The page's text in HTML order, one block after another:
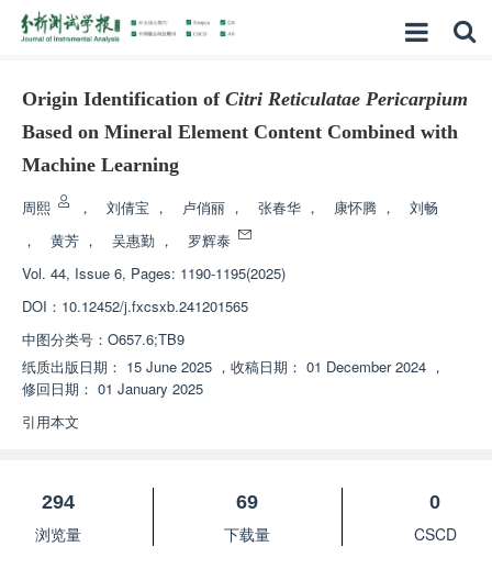
Origin Identification of Citri Reticulatae Pericarpium
Based on Mineral Element Content Combined with
Machine Learning
周熙 ， 刘倩宝 ， 卢俏丽 ， 张春华 ， 康怀腾 ，
刘畅
，
黄芳 ， 吴惠勤 ，
罗辉泰
Vol. 44, Issue 6, Pages: 1190-1195(2025)
DOI： 10.12452/j.fxcsxb.241201565
中图分类号： O657.6;TB9
纸质出版日期： 15 June 2025 ， 收稿日期： 01 December 2024 ，
修回日期： 01 January 2025
引用本文
294
浏览量
69
下载量
0
CSCD